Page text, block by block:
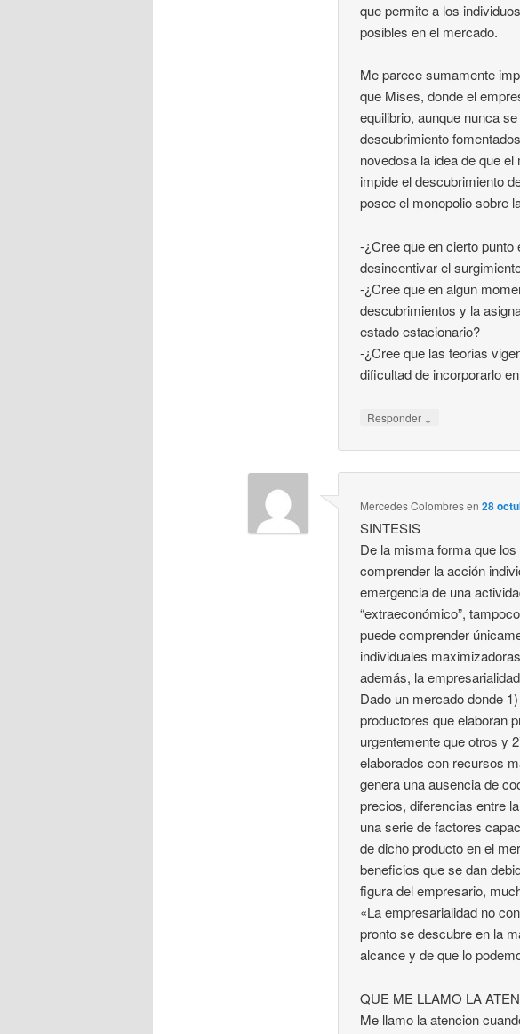
que permite a los
posibles en el mercado.
Me parece sumamente
que Mises, donde el
equilibrio, aunque nunca
descubrimiento
novedosa la idea de que
impide el descubrimiento
posee el monopolio sobre
-¿Cree que en cierto
desincentivar el
-¿Cree que en algun
descubrimientos y la
estado estacionario?
-¿Cree que las teorias
dificultad de incorporarlo
Responder ↓
Mercedes Colombresen28
SINTESIS
De la misma forma que
comprender la acción
emergencia de una
“extraeconómico”,
puede comprender
individuales
además, la
Dado un mercado donde
productores que elaboran
urgentemente que otros y
elaborados con recursos
genera una ausencia de
precios, diferencias entre
una serie de factores
de dicho producto en el
beneficios que se dan
figura del empresario,
«La empresarialidad no
pronto se descubre en la
alcance y de que lo
QUE ME LLAMO LA
Me llamo la atencion